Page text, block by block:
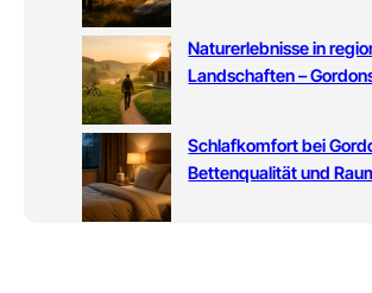
Naturerlebnisse in
Landschaften –
Schlafkomfort bei
Bettenqualität und